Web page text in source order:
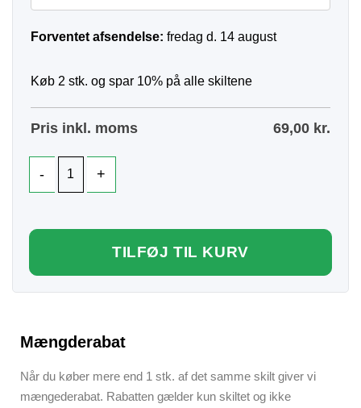
Forventet afsendelse: fredag d. 14 august
Køb 2 stk. og spar 10% på alle skiltene
Pris inkl. moms 69,00 kr.
TILFØJ TIL KURV
Mængderabat
Når du køber mere end 1 stk. af det samme skilt giver vi
mængederabat. Rabatten gælder kun skiltet og ikke